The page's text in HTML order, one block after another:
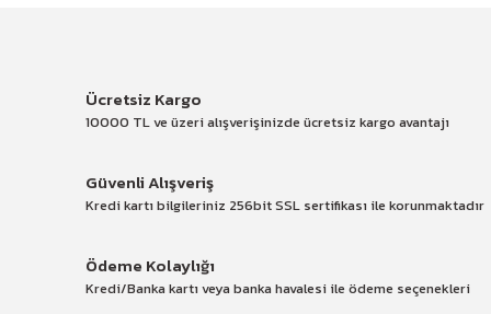
Ücretsiz Kargo
10000 TL ve üzeri alışverişinizde ücretsiz kargo avantajı
Güvenli Alışveriş
Kredi kartı bilgileriniz 256bit SSL sertifikası ile korunmaktadır
Ödeme Kolaylığı
Kredi/Banka kartı veya banka havalesi ile ödeme seçenekleri